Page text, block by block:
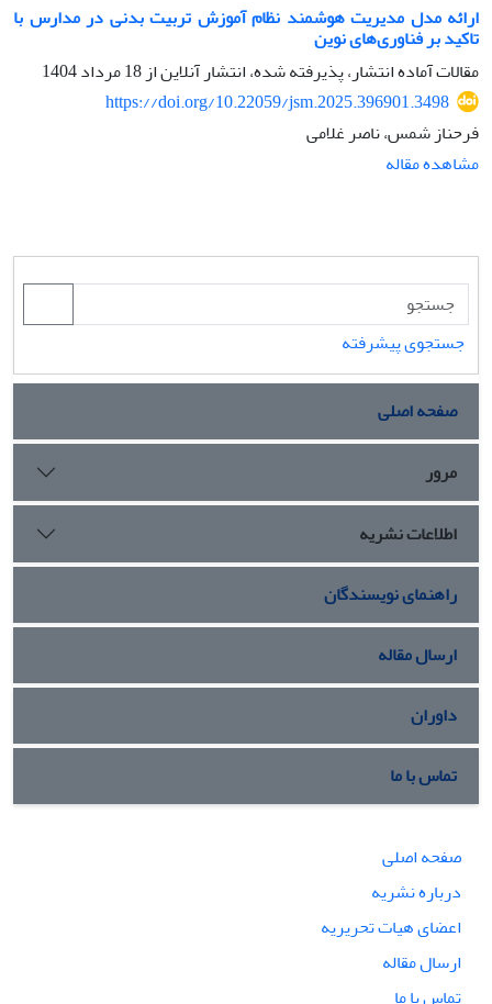
ارائه مدل مدیریت هوشمند نظام آموزش تربیت بدنی در مدارس با
تاکید بر فناوری‌های نوین
مقالات آماده انتشار، پذیرفته شده، انتشار آنلاین از18 مرداد 1404
https://doi.org/10.22059/jsm.2025.396901.3498
فرحناز شمس، ناصر غلامی
مشاهده مقاله
جستجوی پیشرفته
صفحه اصلی
مرور
اطلاعات نشریه
راهنمای نویسندگان
ارسال مقاله
داوران
تماس با ما
صفحه اصلی
درباره نشریه
اعضای هیات تحریریه
ارسال مقاله